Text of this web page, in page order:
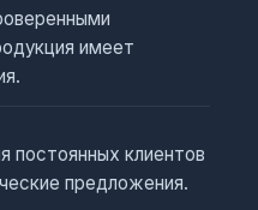
имеет
постоянных клиентов
предложения.